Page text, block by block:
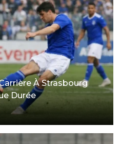
À Strasbourg
Durée